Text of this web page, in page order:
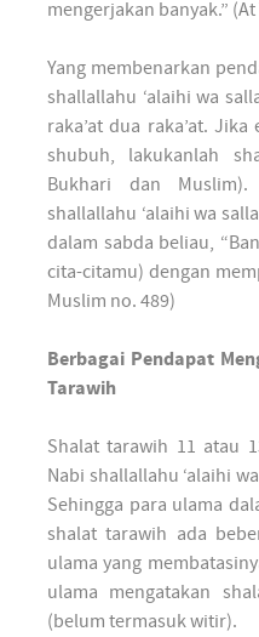
mengerjakan banyak.”
Yang membenarkan
shallallahu ‘alaihi wa
raka’at dua raka’at.
shubuh, lakukanlah
Bukhari dan
shallallahu ‘alaihi wa
dalam sabda beliau,
cita-citamu) dengan
Muslim no. 489)
Berbagai Pendapat
Tarawih
Shalat tarawih 11 atau
Nabi shallallahu ‘alaihi
Sehingga para ulama
shalat tarawih ada
ulama yang
ulama mengatakan
(belum termasuk witir).